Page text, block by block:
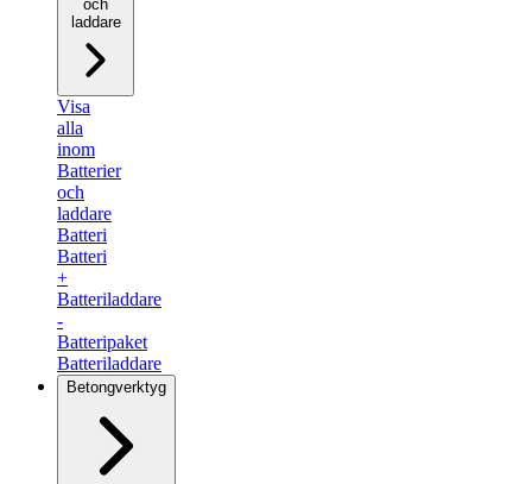
och
laddare
Visa
alla
inom
Batterier
och
laddare
Batteri
Batteri
+
Batteriladdare
-
Batteripaket
Batteriladdare
Betongverktyg